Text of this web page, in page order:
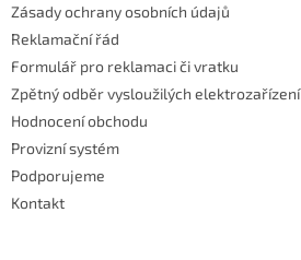
Zásady ochrany osobních údajů
Reklamační řád
Formulář pro reklamaci či vratku
Zpětný odběr vysloužilých elektrozařízení
Hodnocení obchodu
Provizní systém
Podporujeme
Kontakt